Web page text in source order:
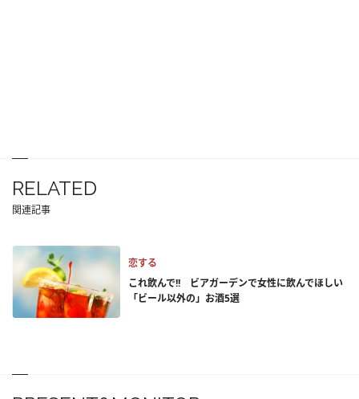
RELATED
関連記事
恋する
これ飲んで!! ビアガーデンで女性に飲んでほしい
「ビール以外の」お酒5選